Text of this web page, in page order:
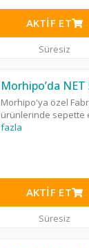
AKTIF ET
Süresiz
Morhipo’da
Morhipo'ya özel
ürünlerinde sepette
fazla
AKTIF ET
Süresiz